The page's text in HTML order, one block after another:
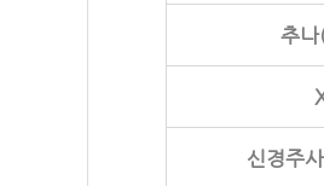
추
신경주